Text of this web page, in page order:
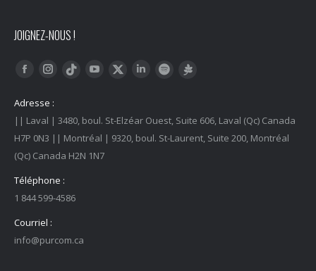
JOIGNEZ-NOUS !
Trouvez nous sur :
FacebookInstagram
Tiktok YouTubeTwitter LinkedInSpotify
Adresse :
|| Laval | 3480, boul. St-Elzéar Ouest, Suite 606, Laval (Qc) Canada
H7P 0N3 || Montréal | 9320, boul. St-Laurent, Suite 200, Montréal
(Qc) Canada H2N 1N7
Téléphone :
1 844 599-4586
Courriel :
info@purcom.ca